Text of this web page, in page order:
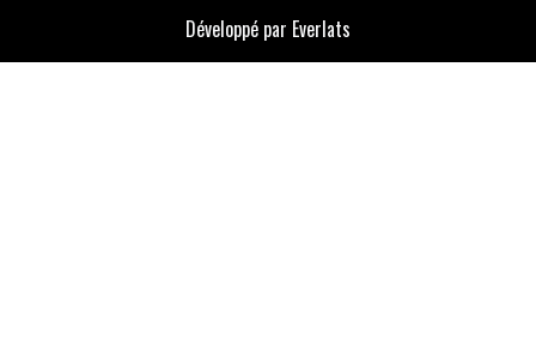
Développé par Everlats